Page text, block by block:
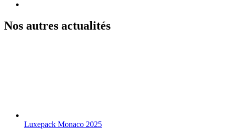
Nos autres actualités
Luxepack Monaco 2025